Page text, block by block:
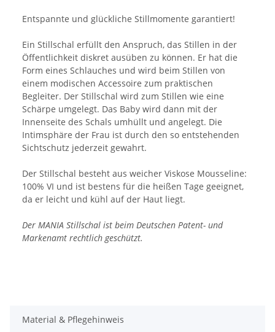
Entspannte und glückliche Stillmomente garantiert!
Ein Stillschal erfüllt den Anspruch, das Stillen in der
Öffentlichkeit diskret ausüben zu können. Er hat die
Form eines Schlauches und wird beim Stillen von
einem modischen Accessoire zum praktischen
Begleiter. Der Stillschal wird zum Stillen wie eine
Schärpe umgelegt. Das Baby wird dann mit der
Innenseite des Schals umhüllt und angelegt. Die
Intimsphäre der Frau ist durch den so entstehenden
Sichtschutz jederzeit gewahrt.
Der Stillschal besteht aus weicher Viskose Mousseline:
100% VI und ist bestens für die heißen Tage geeignet,
da er leicht und kühl auf der Haut liegt.
Der MANIA Stillschal ist beim Deutschen Patent- und
Markenamt rechtlich geschützt.
Material & Pflegehinweis